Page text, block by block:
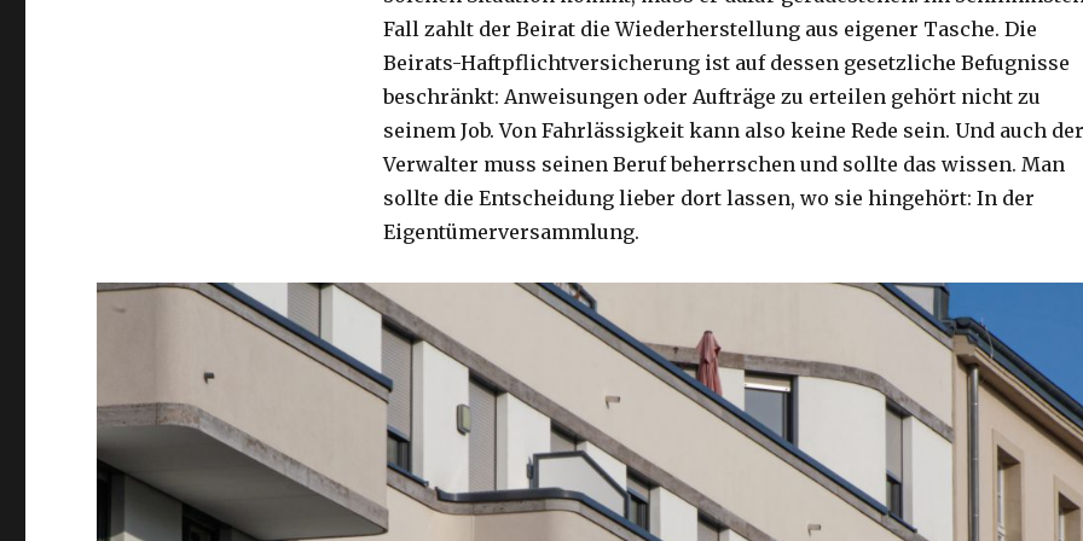
Fall zahlt der Beirat die Wiederherstellung aus eigener Tasche. Die
Beirats-Haftpflichtversicherung ist auf dessen gesetzliche Befugnisse
beschränkt: Anweisungen oder Aufträge zu erteilen gehört nicht zu
seinem Job. Von Fahrlässigkeit kann also keine Rede sein. Und auch der
Verwalter muss seinen Beruf beherrschen und sollte das wissen. Man
sollte die Entscheidung lieber dort lassen, wo sie hingehört: In der
Eigentümerversammlung.